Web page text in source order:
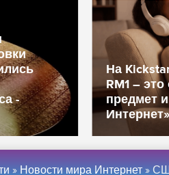
-
На
RM1 –
предмет
Интернет»
» Новости мира Интернет » США